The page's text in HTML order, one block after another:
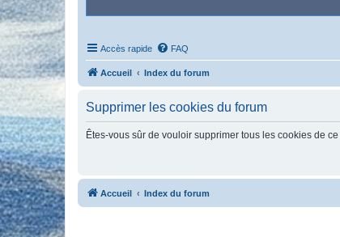
Accès rapide FAQ
Accueil Index du forum
Supprimer les cookies du forum
Êtes-vous sûr de vouloir supprimer tous les cookies de
Accueil Index du forum